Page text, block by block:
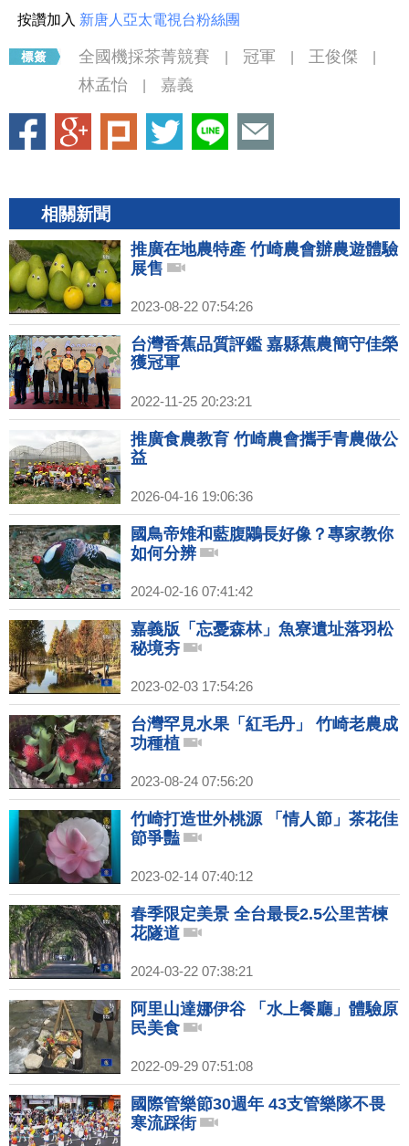
按讚加入 新唐人亞太電視台粉絲團
全國機採茶菁競賽 冠軍 王俊傑
林孟怡 嘉義
相關新聞
推廣在地農特產 竹崎農會辦農遊體驗
展售
2023-08-22 07:54:26
台灣香蕉品質評鑑 嘉縣蕉農簡守佳榮
獲冠軍
2022-11-25 20:23:21
推廣食農教育 竹崎農會攜手青農做公
益
2026-04-16 19:06:36
國鳥帝雉和藍腹鷴長好像？專家教你
如何分辨
2024-02-16 07:41:42
嘉義版「忘憂森林」魚寮遺址落羽松
秘境夯
2023-02-03 17:54:26
台灣罕見水果「紅毛丹」 竹崎老農成
功種植
2023-08-24 07:56:20
竹崎打造世外桃源 「情人節」茶花佳
節爭豔
2023-02-14 07:40:12
春季限定美景 全台最長2.5公里苦楝
花隧道
2024-03-22 07:38:21
阿里山達娜伊谷 「水上餐廳」體驗原
民美食
2022-09-29 07:51:08
國際管樂節30週年 43支管樂隊不畏
寒流踩街